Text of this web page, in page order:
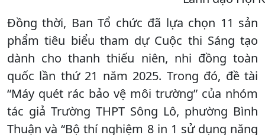
Đồng thời, Ban Tổ chức đã lựa chọn 11 sản
phẩm tiêu biểu tham dự Cuộc thi Sáng tạo
dành cho thanh thiếu niên, nhi đồng toàn
quốc lần thứ 21 năm 2025. Trong đó, đề tài
“Máy quét rác bảo vệ môi trường” của nhóm
tác giả Trường THPT Sông Lô, phường Bình
Thuận và “Bộ thí nghiệm 8 in 1 sử dụng năng